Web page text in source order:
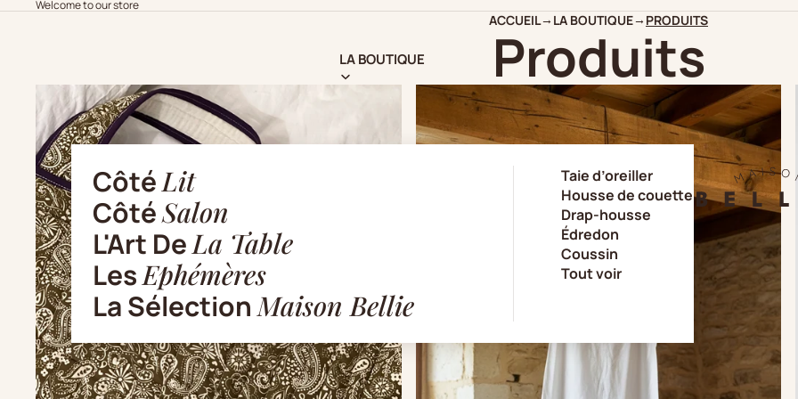
Welcome to our store
LA BOUTIQUE
CôtéLit
CôtéSalon
L'Art DeLa Table
LesEphémères
La SélectionMaison Bellie
Taie d’oreiller
Housse de couette
Drap-housse
Édredon
Coussin
Tout voir
ACCUEIL→ LA BOUTIQUE→ PRODUITS
Produits